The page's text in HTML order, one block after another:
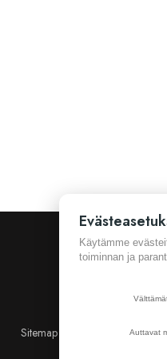
Sitemap Yhteystiedot
Käytämme
toiminnan ja
Auttavat